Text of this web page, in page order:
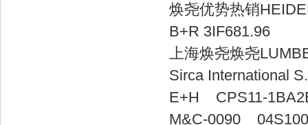
焕尧优势热销
B+R
上海焕尧焕尧
Sirca
E+H
M&C-